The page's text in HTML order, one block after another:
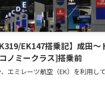
EK147搭乗記】成田～
ノミークラス]搭乗前
エミレーツ航空（EK）を利用し